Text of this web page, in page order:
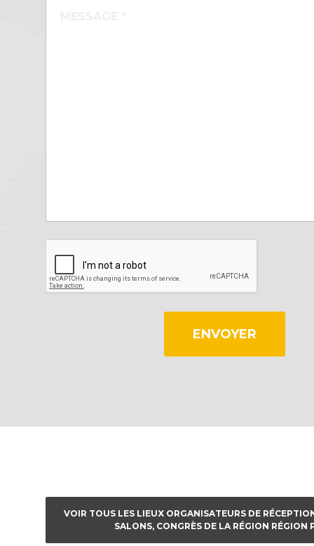
ENVOYER
VOIR TOUS LES LIEUX ORGANISATEURS DE
SALONS, CONGRÈS DE LA RÉGION RÉGION